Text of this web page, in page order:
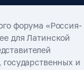
форума «Россия-
для Латинской
государственных и